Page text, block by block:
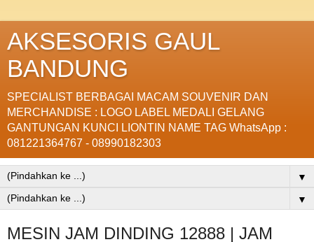
AKSESORIS GAUL
BANDUNG
SPECIALIST BERBAGAI MACAM SOUVENIR DAN
MERCHANDISE : LOGO LABEL MEDALI GELANG
GANTUNGAN KUNCI LIONTIN NAME TAG WhatsApp :
081221364767 - 08990182303
▼
▼
MESIN JAM DINDING 12888 | JAM